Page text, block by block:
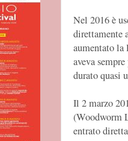
Nel 2016 è
direttamente
aumentato la
aveva
durato quasi
Il 2 marzo
(Woodworm
entrato